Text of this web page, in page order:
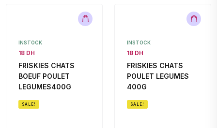
INSTOCK
18 DH
FRISKIES CHATS
BOEUF POULET
LEGUMES400G
SALE!
INSTOCK
18 DH
FRISKIES CHATS
POULET LEGUMES
400G
SALE!